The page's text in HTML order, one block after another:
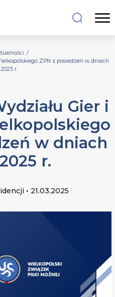
/
ZPN z posiedzeń w dniach
r.
Gier i
w dniach
r.
• 21.03.2025